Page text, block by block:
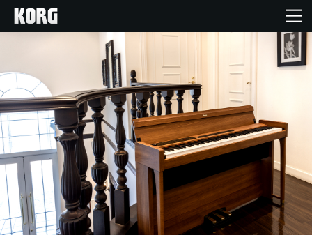
Products
Import Products
Features
Events